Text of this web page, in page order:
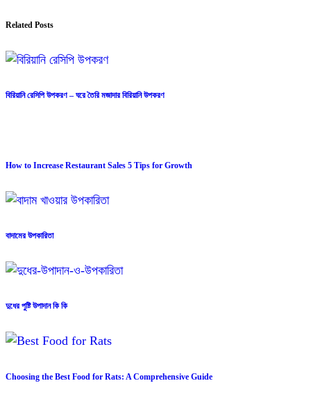
Related Posts
বিরিয়ানি রেসিপি উপকরণ – ঘরে তৈরি মজাদার বিরিয়ানি উপকরণ
How to Increase Restaurant Sales 5 Tips for Growth
বাদামের উপকারিতা
দুধের পুষ্টি উপাদান কি কি
Choosing the Best Food for Rats: A Comprehensive Guide